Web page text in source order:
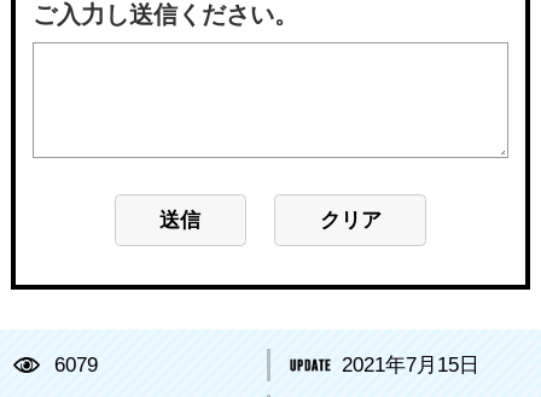
ご入力し送信ください。
6079 2021年7月15日